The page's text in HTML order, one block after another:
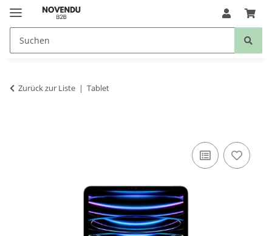
Zurück zur Liste Tablet